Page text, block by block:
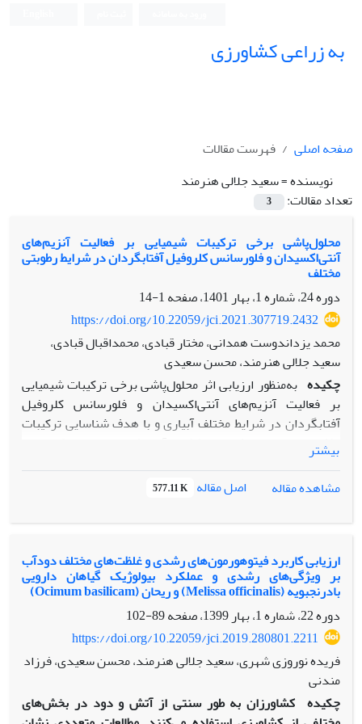
به زراعی کشاورزی
صفحه اصلی
فهرست مقالات
نویسنده =سعید جلالی هنرمند
تعداد مقالات:
3
محلول‌پاشی برخی ترکیبات شیمیایی بر فعالیت آنزیم‌های
آنتی‌اکسیدان و فلورسانس کلروفیل آفتابگردان در شرایط رطوبتی
مختلف
دوره 24، شماره 1، بهار 1401، صفحه
1-14
https://doi.org/10.22059/jci.2021.307719.2432
محمد یزداندوست همدانی، مختار قبادی، محمداقبال قبادی،
سعید جلالی هنرمند، محسن سعیدی
چکیده به‌منظور ارزیابی اثر محلول‌پاشی برخی ترکیبات شیمیایی
بر فعالیت آنزیم‌های آنتی‌اکسیدان و فلورسانس کلروفیل
آفتابگردان در شرایط مختلف آبیاری و با هدف شناسایی ترکیبات
مؤثر در تخفیف اثرات خشکی، آزمایشی به‌صورت کرت‌های
خردشده بر پایه بلوک‌های کامل تصادفی در سه تکرار در مرکز
تحقیقات و آموزش کشاورزی و منابع طبیعی استان همدان به‌مدت
100 درصد نیاز آبی گیاه و تیمارهای محلول‌پاشی شامل
گلیسین بتائین و شاهد بودند. نتایج نشان داد که با کاهش میزان
آب آبیاری، فعالیت آنزیم‌های سوپراکسید دیسموتاز، پراکسیداز و
کاتالاز به‌صورت معنی‌داری افزایش، درحالی‌که حداکثر کارایی
فتوشیمیایی فتوسیستم II و عملکرد دانه کاهش یافتند. اثر
متقابل آبیاری× محلول‌پاشی بر فعالیت آنزیم‌های آنتی‌اکسیدان و
عملکرد دانه معنی‌دار و بر فلورسانس کلروفیل غیر‌معنی‌دار بود.
محلول‌پاشی ترکیبات شیمیایی در شرایط به‌منظور ارزیابی اثر
محلول‌پاشی برخی ترکیبات شیمیایی بر فعالیت آنزیم‌های
آنتی‌اکسیدان و فلورسانس کلروفیل آفتابگردان در شرایط مختلف
بیشتر
مشاهده مقاله
اصل مقاله 577.11 K
ارزیابی کاربرد فیتوهورمون‌های رشدی و غلظت‌های مختلف دودآب
بر ویژگی‌های رشدی و عملکرد بیولوژیک گیاهان دارویی
بادرنجبویه (Melissa officinalis) و ریحان (Ocimum basilicam)
دوره 22، شماره 1، بهار 1399، صفحه
89-102
https://doi.org/10.22059/jci.2019.280801.2211
فریده نوروزی شهری، سعید جلالی هنرمند، محسن سعیدی، فرزاد
مندنی
چکیده کشاورزان به طور سنتی از آتش و دود در بخش‌های